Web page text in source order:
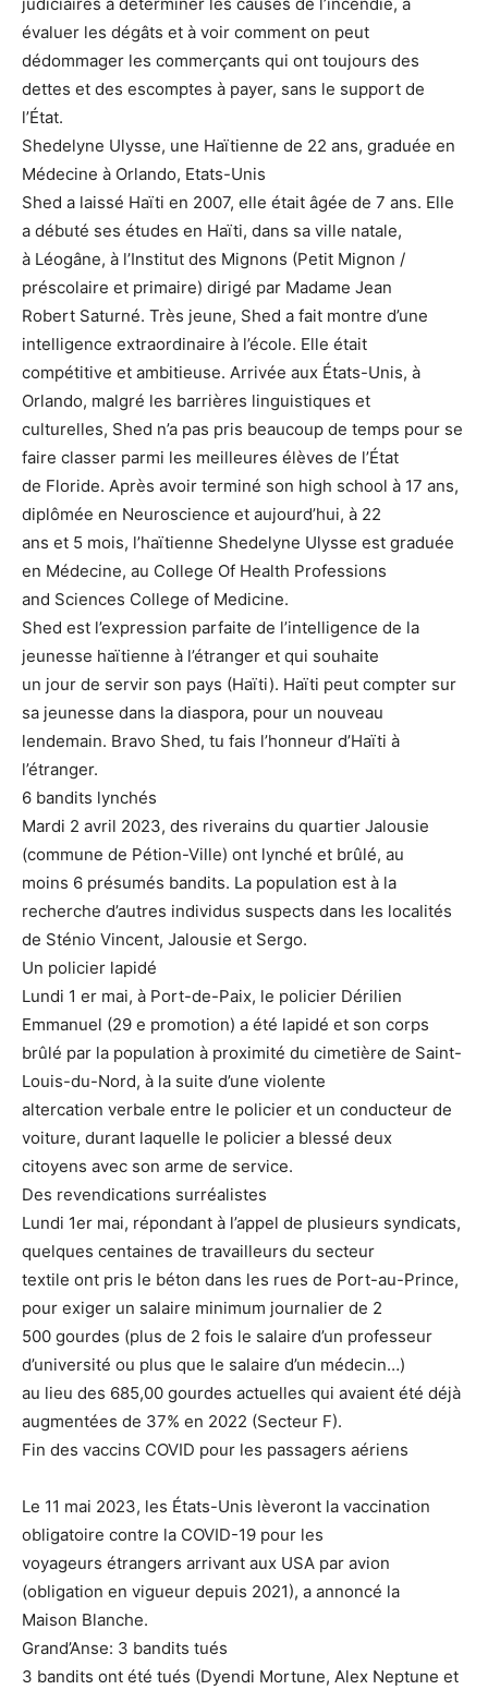
évaluer les dégâts et à voir comment on peut
dédommager les commerçants qui ont toujours des
dettes et des escomptes à payer, sans le support de
l’État.
Shedelyne Ulysse, une Haïtienne de 22 ans, graduée en
Médecine à Orlando, Etats-Unis
Shed a laissé Haïti en 2007, elle était âgée de 7 ans. Elle
a débuté ses études en Haïti, dans sa ville natale,
à Léogâne, à l’Institut des Mignons (Petit Mignon /
préscolaire et primaire) dirigé par Madame Jean
Robert Saturné. Très jeune, Shed a fait montre d’une
intelligence extraordinaire à l’école. Elle était
compétitive et ambitieuse. Arrivée aux États-Unis, à
Orlando, malgré les barrières linguistiques et
culturelles, Shed n’a pas pris beaucoup de temps pour se
faire classer parmi les meilleures élèves de l’État
de Floride. Après avoir terminé son high school à 17 ans,
diplômée en Neuroscience et aujourd’hui, à 22
ans et 5 mois, l’haïtienne Shedelyne Ulysse est graduée
en Médecine, au College Of Health Professions
and Sciences College of Medicine.
Shed est l’expression parfaite de l’intelligence de la
jeunesse haïtienne à l’étranger et qui souhaite
un jour de servir son pays (Haïti). Haïti peut compter sur
sa jeunesse dans la diaspora, pour un nouveau
lendemain. Bravo Shed, tu fais l’honneur d’Haïti à
l’étranger.
6 bandits lynchés
Mardi 2 avril 2023, des riverains du quartier Jalousie
(commune de Pétion-Ville) ont lynché et brûlé, au
moins 6 présumés bandits. La population est à la
recherche d’autres individus suspects dans les localités
de Sténio Vincent, Jalousie et Sergo.
Un policier lapidé
Lundi 1 er mai, à Port-de-Paix, le policier Dérilien
Emmanuel (29 e promotion) a été lapidé et son corps
brûlé par la population à proximité du cimetière de Saint-
Louis-du-Nord, à la suite d’une violente
altercation verbale entre le policier et un conducteur de
voiture, durant laquelle le policier a blessé deux
citoyens avec son arme de service.
Des revendications surréalistes
Lundi 1er mai, répondant à l’appel de plusieurs syndicats,
quelques centaines de travailleurs du secteur
textile ont pris le béton dans les rues de Port-au-Prince,
pour exiger un salaire minimum journalier de 2
500 gourdes (plus de 2 fois le salaire d’un professeur
d’université ou plus que le salaire d’un médecin…)
au lieu des 685,00 gourdes actuelles qui avaient été déjà
augmentées de 37% en 2022 (Secteur F).
Fin des vaccins COVID pour les passagers aériens
Le 11 mai 2023, les États-Unis lèveront la vaccination
obligatoire contre la COVID-19 pour les
voyageurs étrangers arrivant aux USA par avion
(obligation en vigueur depuis 2021), a annoncé la
Maison Blanche.
Grand’Anse: 3 bandits tués
3 bandits ont été tués (Dyendi Mortune, Alex Neptune et